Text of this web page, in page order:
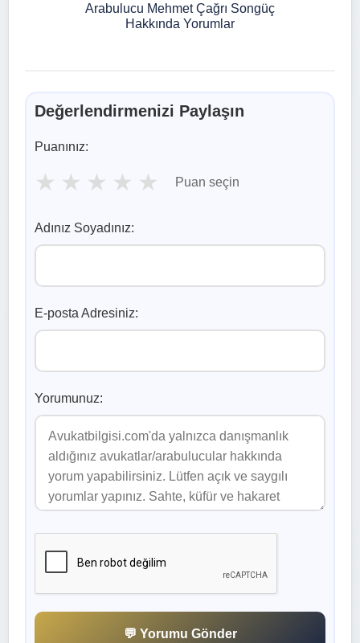
Arabulucu Mehmet Çağrı Songüç
Hakkında Yorumlar
Değerlendirmenizi Paylaşın
Puanınız:
★ ★ ★ ★ ★ Puan seçin
Adınız Soyadınız:
E-posta Adresiniz:
Yorumunuz:
💬 Yorumu Gönder